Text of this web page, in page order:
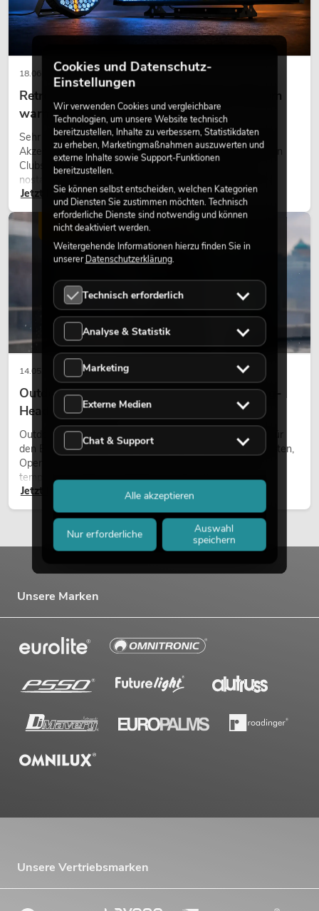
18.06.2026
Retro-Licht im modernen Lichtdesign: Warum
warmes Licht wieder wirkt
Sehr warmes Licht, sichtbare Leuchtflächen und farbige
Akzente prägen viele aktuelle Lichtdesigns auf Bühnen, in
Clubs und bei Events. Retro-Licht ist dabei kein rein
nostalgischer Effekt, sondern ein bewusst eingesetztes
Gestaltungsmittel: Es schafft Atmosphäre, gibt Szenen
Charakter und kann technische LED-Setups emotionaler
wirken lassen.
Jetzt lesen
14.05.2026
Outdoor Moving-Heads: Wetterfeste Moving-
Heads bei Events
Outdoor Moving-Heads sind bewegliche Scheinwerfer für
den Einsatz im Freien. Sie werden bei Festivals, Stadtfesten,
Open-Air-Konzerten, Architekturinszenierungen und
temporären Außeninstallationen eingesetzt.
Jetzt lesen
LICHT
Unsere Marken
Unsere Vertriebsmarken
Cookies und Datenschutz-
Einstellungen
Wir verwenden Cookies und vergleichbare
Technologien, um unsere Website technisch
bereitzustellen, Inhalte zu verbessern, Statistikdaten
zu erheben, Marketingmaßnahmen auszuwerten und
externe Inhalte sowie Support-Funktionen
bereitzustellen.
Sie können selbst entscheiden, welchen Kategorien
und Diensten Sie zustimmen möchten. Technisch
erforderliche Dienste sind notwendig und können
nicht deaktiviert werden.
Weitergehende Informationen hierzu finden Sie in
unsererDatenschutzerklärung.
Technisch erforderlich
Analyse & Statistik
Marketing
Externe Medien
Chat & Support
Nur erforderliche
Auswahl
speichern
Alle akzeptieren